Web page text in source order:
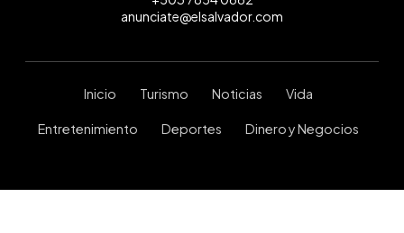
anunciate@elsalvador.com
Inicio Turismo Noticias Vida
Entretenimiento Deportes Dinero y Negocios